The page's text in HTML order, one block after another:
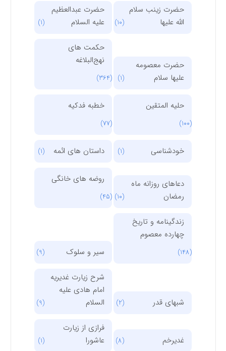
حضرت زینب سلام
الله علیها
حضرت عبدالعظیم
علیه السلام
حضرت معصومه
علیها سلام
حکمت های
نهج‌البلاغه
(364)
حلیه المتقین خطبه فدکیه
خودشناسی داستان های ائمه
دعاهای روزانه ماه
رمضان
روضه های خانگی
(45)
زندگینامه و تاریخ
چهارده معصوم
سیر و سلوک
شبهای قدر
شرح زیارت غدیریه
امام هادی علیه
السلام
غدیرخم
فرازی از زیارت
عاشورا